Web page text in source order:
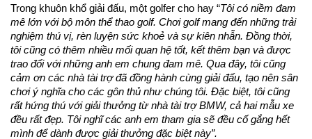
Trong khuôn khổ giải đấu, một golfer cho hay “Tôi có niềm đam
mê lớn với bộ môn thể thao golf. Chơi golf mang đến những trải
nghiệm thú vị, rèn luyện sức khoẻ và sự kiên nhẫn. Đồng thời,
tôi cũng có thêm nhiều mối quan hệ tốt, kết thêm bạn và được
trao đổi với những anh em chung đam mê. Qua đây, tôi cũng
cảm ơn các nhà tài trợ đã đồng hành cùng giải đấu, tạo nên sân
chơi ý nghĩa cho các gôn thủ như chúng tôi. Đặc biệt, tôi cũng
rất hứng thú với giải thưởng từ nhà tài trợ BMW, cả hai mẫu xe
đều rất đẹp. Tôi nghĩ các anh em tham gia sẽ đều cố gắng hết
mình để dành được giải thưởng đặc biệt này”.